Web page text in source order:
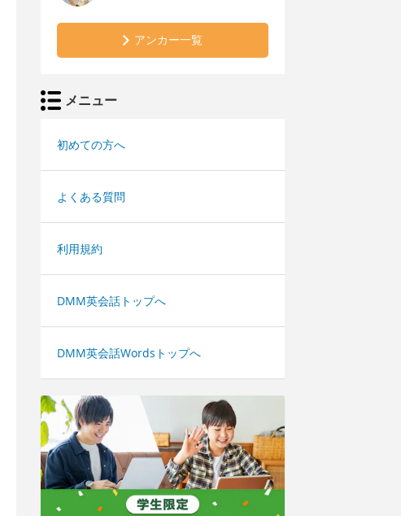
アンカー一覧
メニュー
初めての方へ
よくある質問
利用規約
DMM英会話トップへ
DMM英会話Wordsトップへ